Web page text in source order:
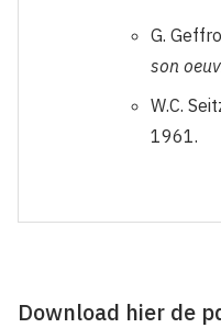
G.
son
W.C.
1961.
Download hier de